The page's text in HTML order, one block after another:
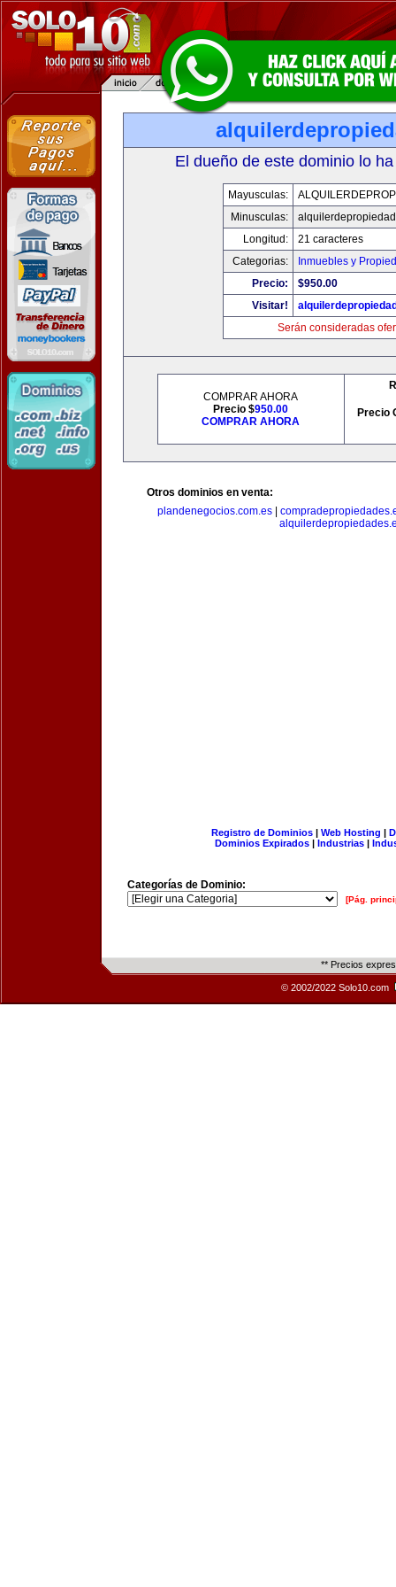
El dueño de este dominio lo
Mayusculas:
Minusculas:
Longitud:
21 caracteres
Categorias:
Inmuebles y
Precio:
$950.00
Visitar!
Serán consideradas
COMPRAR AHORA
Precio $950.00
COMPRAR AHORA
Precio
Otros dominios en venta:
plandenegocios.com.es|
Registro de Dominios| Web Hosting |
Dominios Expirados | Industrias |
Categorías de Dominio:
[Pág.
** Precios
© 2002/2022 Solo10.com